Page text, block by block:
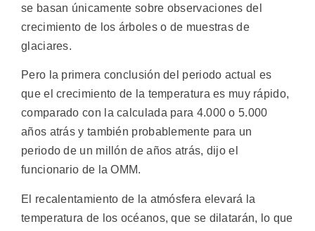
se basan únicamente sobre observaciones del
crecimiento de los árboles o de muestras de
glaciares.
Pero la primera conclusión del periodo actual es
que el crecimiento de la temperatura es muy rápido,
comparado con la calculada para 4.000 o 5.000
años atrás y también probablemente para un
periodo de un millón de años atrás, dijo el
funcionario de la OMM.
El recalentamiento de la atmósfera elevará la
temperatura de los océanos, que se dilatarán, lo que